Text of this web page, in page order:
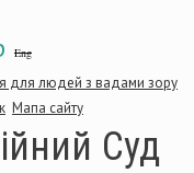
Eng
для людей з вадами зору
Мапа сайту
Суд